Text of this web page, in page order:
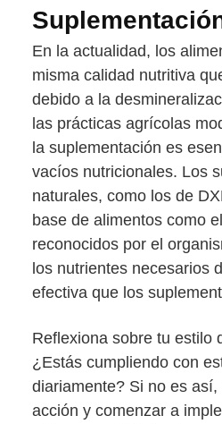
En la actualidad, los
misma calidad nutritiva
debido a la
las prácticas agrícolas
la suplementación es
vacíos nutricionales. Los
naturales, como los de
base de alimentos como
reconocidos por el
los nutrientes necesarios
efectiva que los
Reflexiona sobre tu estilo
¿Estás cumpliendo con
diariamente? Si no es
acción y comenzar a